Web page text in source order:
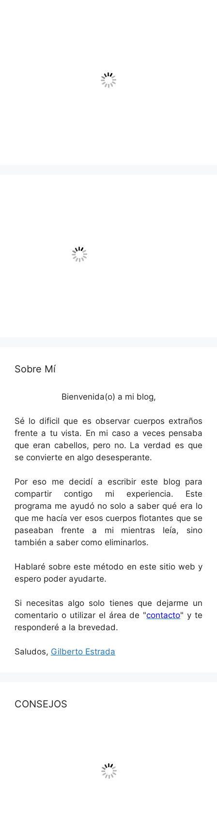
Sobre Mí
Bienvenida(o) a mi blog,
Sé lo dificil que es observar cuerpos extraños
frente a tu vista. En mi caso a veces pensaba
que eran cabellos, pero no. La verdad es que
se convierte en algo desesperante.
Por eso me decidí a escribir este blog para
compartir contigo mi experiencia. Este
programa me ayudó no solo a saber qué era lo
que me hacía ver esos cuerpos flotantes que se
paseaban frente a mi mientras leía, sino
también a saber como eliminarlos.
Hablaré sobre este método en este sitio web y
espero poder ayudarte.
Si necesitas algo solo tienes que dejarme un
comentario o utilizar el área de "contacto" y te
responderé a la brevedad.
Saludos, Gilberto Estrada
CONSEJOS